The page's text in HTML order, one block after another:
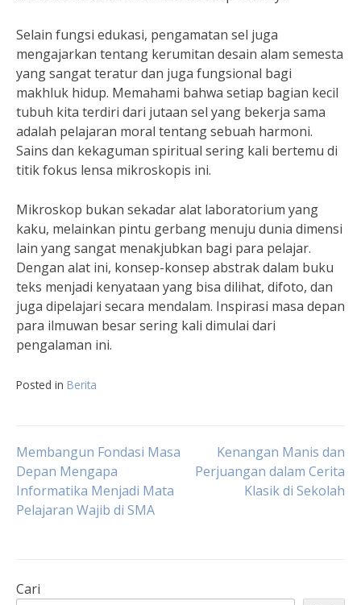
Selain fungsi edukasi, pengamatan sel juga
mengajarkan tentang kerumitan desain alam semesta
yang sangat teratur dan juga fungsional bagi
makhluk hidup. Memahami bahwa setiap bagian kecil
tubuh kita terdiri dari jutaan sel yang bekerja sama
adalah pelajaran moral tentang sebuah harmoni.
Sains dan kekaguman spiritual sering kali bertemu di
titik fokus lensa mikroskopis ini.
Mikroskop bukan sekadar alat laboratorium yang
kaku, melainkan pintu gerbang menuju dunia dimensi
lain yang sangat menakjubkan bagi para pelajar.
Dengan alat ini, konsep-konsep abstrak dalam buku
teks menjadi kenyataan yang bisa dilihat, difoto, dan
juga dipelajari secara mendalam. Inspirasi masa depan
para ilmuwan besar sering kali dimulai dari
pengalaman ini.
Posted in Berita
Navigasi
pos
Membangun Fondasi Masa
Depan Mengapa
Informatika Menjadi Mata
Pelajaran Wajib di SMA
Kenangan Manis dan
Perjuangan dalam Cerita
Klasik di Sekolah
Cari